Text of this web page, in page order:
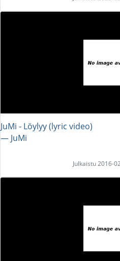
JuMi - Löylyy (lyric video)
― JuMi
Julkaistu 2016-